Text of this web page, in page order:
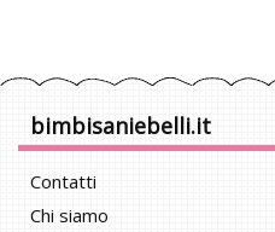
bimbisaniebelli.it
Contatti
Chi siamo